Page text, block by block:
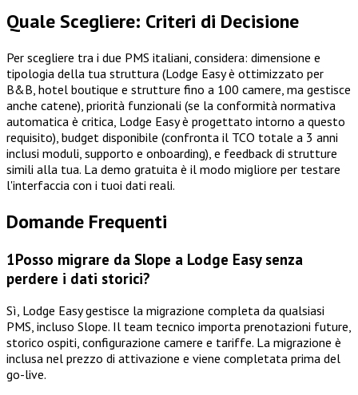
Quale Scegliere: Criteri di Decisione
Per scegliere tra i due PMS italiani, considera: dimensione e
tipologia della tua struttura (Lodge Easy è ottimizzato per
B&B, hotel boutique e strutture fino a 100 camere, ma gestisce
anche catene), priorità funzionali (se la conformità normativa
automatica è critica, Lodge Easy è progettato intorno a questo
requisito), budget disponibile (confronta il TCO totale a 3 anni
inclusi moduli, supporto e onboarding), e feedback di strutture
simili alla tua. La demo gratuita è il modo migliore per testare
l'interfaccia con i tuoi dati reali.
Domande Frequenti
1Posso migrare da Slope a Lodge Easy senza
perdere i dati storici?
Sì, Lodge Easy gestisce la migrazione completa da qualsiasi
PMS, incluso Slope. Il team tecnico importa prenotazioni future,
storico ospiti, configurazione camere e tariffe. La migrazione è
inclusa nel prezzo di attivazione e viene completata prima del
go-live.